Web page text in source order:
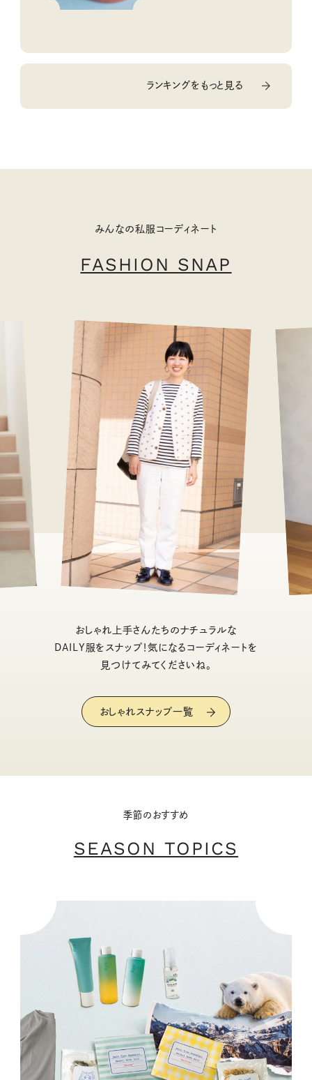
ランキングをもっと見る
みんなの私服コーディネート
FASHION SNAP
おしゃれ上手さんたちのナチュラルな
DAILY服をスナップ！気になるコーディネートを
見つけてみてくださいね。
おしゃれスナップ一覧
季節のおすすめ
SEASON TOPICS